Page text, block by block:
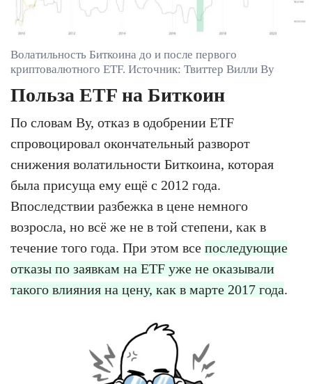
Волатильность Биткоина до и после первого
криптовалютного ETF. Источник: Твиттер Вилли Ву
Польза ETF на Биткоин
По словам Ву, отказ в одобрении ETF
спровоцировал окончательный разворот
снижения волатильности Биткоина, которая
была присуща ему ещё с 2012 года.
Впоследствии разбежка в цене немного
возросла, но всё же не в той степени, как в
течение того года. При этом все последующие
отказы по заявкам на ETF уже не оказывали
такого влияния на цену, как в марте 2017 года.